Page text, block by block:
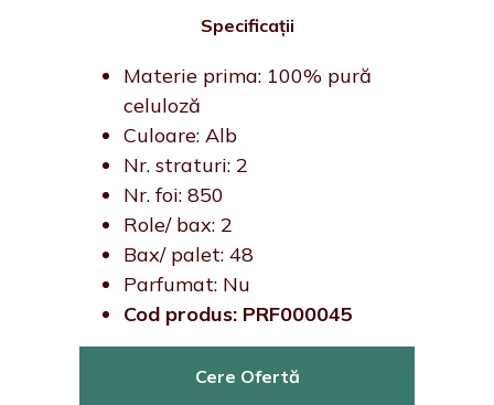
Specificații
Materie prima: 100% pură
celuloză
Culoare: Alb
Nr. straturi: 2
Nr. foi: 850
Role/ bax: 2
Bax/ palet: 48
Parfumat: Nu
Cod produs: PRF000045
Cere Ofertă